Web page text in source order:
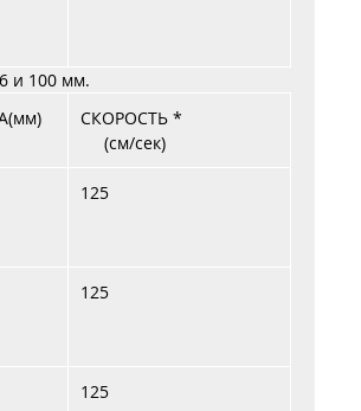
и 100 мм.
СКОРОСТЬ *
(см/сек)
125
125
125